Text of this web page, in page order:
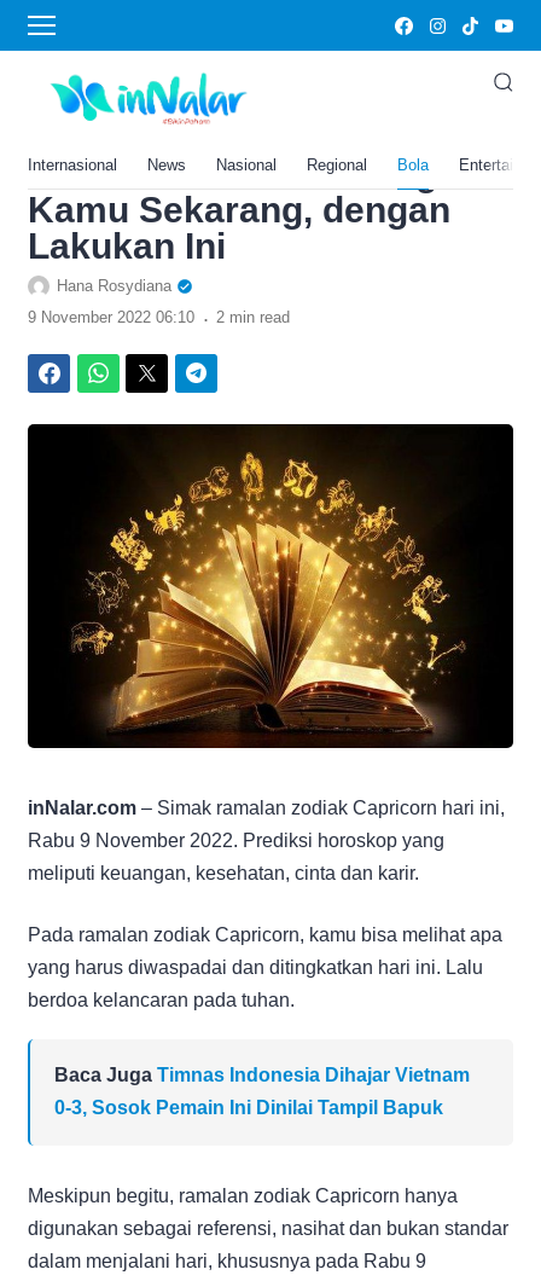
Internasional News Nasional Regional Bola
Home›Bola
Ramalan Zodiak Capricorn
Hari Ini Rabu 9 November
2022: Tuai Keberuntungan
Kamu Sekarang, dengan
Lakukan Ini
Hana Rosydiana
9 November 2022 06:10 . 2 min read
inNalar.com – Simak ramalan zodiak Capricorn hari ini,
Rabu 9 November 2022. Prediksi horoskop yang
meliputi keuangan, kesehatan, cinta dan karir.
Pada ramalan zodiak Capricorn, kamu bisa melihat apa
yang harus diwaspadai dan ditingkatkan hari ini. Lalu
berdoa kelancaran pada tuhan.
Baca Juga Timnas Indonesia Dihajar Vietnam
0-3, Sosok Pemain Ini Dinilai Tampil Bapuk
Meskipun begitu, ramalan zodiak Capricorn hanya
digunakan sebagai referensi, nasihat dan bukan standar
dalam menjalani hari, khususnya pada Rabu 9